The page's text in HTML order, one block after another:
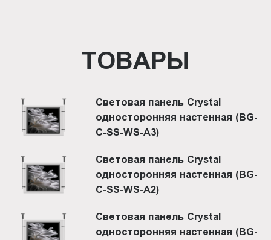
ТОВАРЫ
Световая панель Crystal
односторонняя настенная (BG-
C-SS-WS-A3)
Световая панель Crystal
односторонняя настенная (BG-
C-SS-WS-A2)
Световая панель Crystal
односторонняя настенная (BG-